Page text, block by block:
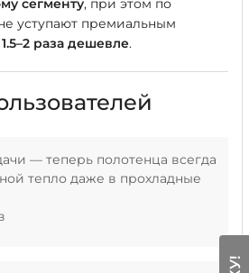
сегменту, при этом по
уступают премиальным
1.5–2 раза дешевле.
— теперь полотенца всегда
тепло даже в прохладные